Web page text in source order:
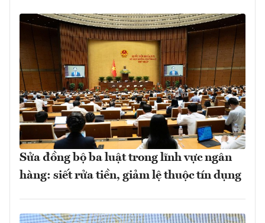
Sửa đồng bộ ba luật trong lĩnh vực ngân
hàng: siết rửa tiền, giảm lệ thuộc tín dụng